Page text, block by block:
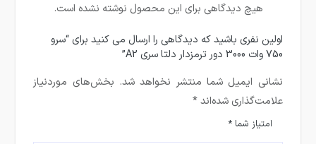
هیچ دیدگاهی برای این محصول نوشته نشده است.
اولین نفری باشید که دیدگاهی را ارسال می کنید برای “سرو
750 وات 3000 دور ترمزدار دلتا سری A2”
نشانی ایمیل شما منتشر نخواهد شد. بخش‌های موردنیاز
علامت‌گذاری شده‌اند*
امتیاز شما*